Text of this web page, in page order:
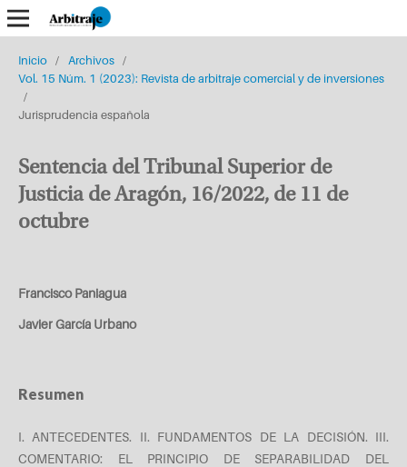
Inicio / Archivos /
Vol. 15 Núm. 1 (2023): Revista de arbitraje comercial y de inversiones
/
Jurisprudencia española
Sentencia del Tribunal Superior de
Justicia de Aragón, 16/2022, de 11 de
octubre
Francisco Paniagua
Javier García Urbano
Resumen
I. ANTECEDENTES. II. FUNDAMENTOS DE LA DECISIÓN. III.
COMENTARIO: EL PRINCIPIO DE SEPARABILIDAD DEL